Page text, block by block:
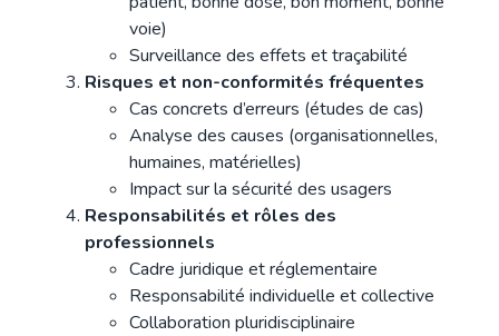
voie)
Surveillance des effets et traçabilité
Risques et non-conformités fréquentes
Cas concrets d’erreurs (études de cas)
Analyse des causes (organisationnelles,
humaines, matérielles)
Impact sur la sécurité des usagers
Responsabilités et rôles des
professionnels
Cadre juridique et réglementaire
Responsabilité individuelle et collective
Collaboration pluridisciplinaire